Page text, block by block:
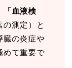
「血液検
の測定）と
臓の炎症や
めて重要で